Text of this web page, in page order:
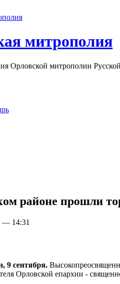
митрополия
Орловской митрополии
районе прошли
— 14:31
9 сентября.
Орловской епархии -